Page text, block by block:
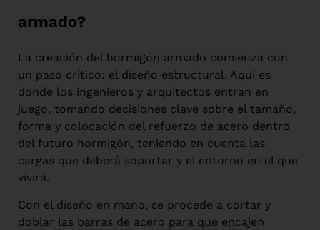
armado?
La creación del hormigón armado comienza con
un paso crítico: el diseño estructural. Aquí es
donde los ingenieros y arquitectos entran en
juego, tomando decisiones clave sobre el tamaño,
forma y colocación del refuerzo de acero dentro
del futuro hormigón, teniendo en cuenta las
cargas que deberá soportar y el entorno en el que
vivirá.
Con el diseño en mano, se procede a cortar y
doblar las barras de acero para que encajen